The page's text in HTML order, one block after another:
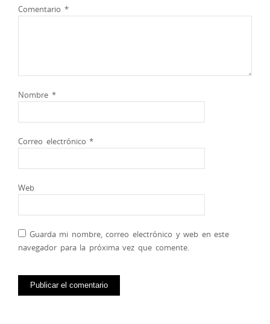
Comentario *
Nombre *
Correo electrónico*
Web
Guarda mi nombre, correo electrónico y web en este
navegador para la próxima vez que comente.